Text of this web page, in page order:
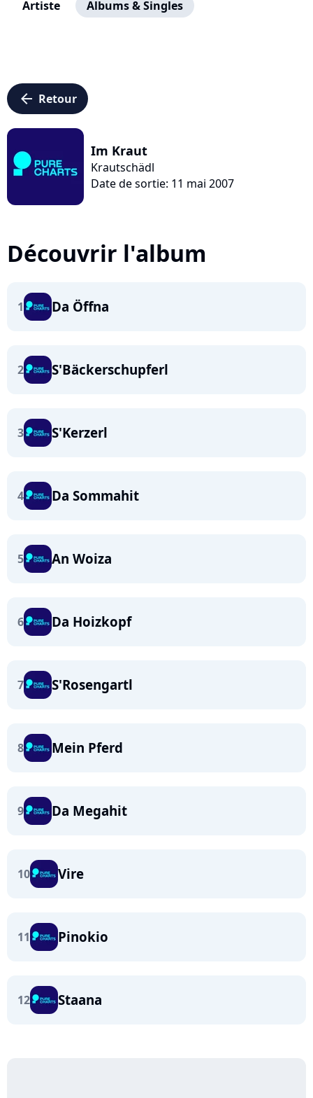
Artiste Albums & Singles
arrow_left Retour
Im Kraut
Krautschädl
Date de sortie: 11 mai 2007
Découvrir l'album
1 Da Öffna
2 S'Bäckerschupferl
3 S'Kerzerl
4 Da Sommahit
5 An Woiza
6 Da Hoizkopf
7 S'Rosengartl
8 Mein Pferd
9 Da Megahit
10 Vire
11 Pinokio
12 Staana